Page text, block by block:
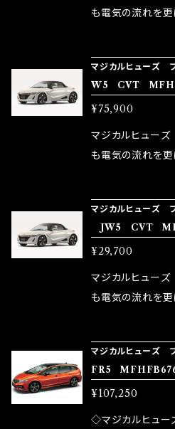
ドリング安定化（
など、これらの効
モータースポーツ
品化を果たしており
はこちらのマジカ
rz）の2店舗の専
い致します。
も電気の流れを更
メ！ レーシング
ターとなり吟味し
体感出来て面白く
リットが無い。と
はこちらのマジカ
rz）の2店舗の専
い致します。
マジカルヒューズ
W5 CVT
¥75,900
マジカルヒュー
も電気の流れを更
メ！ レーシング
ターとなり吟味し
体感出来て面白く
リットが無い。と
はこちらのマジカ
rz）の2店舗の専
い致します。
マジカルヒューズ
JW5 CVT
¥29,700
マジカルヒュー
も電気の流れを更
メ！ レーシング
ターとなり吟味し
体感出来て面白く
リットが無い。と
マジカルヒューズ
FR5
¥107,250
◇マジカルヒュー